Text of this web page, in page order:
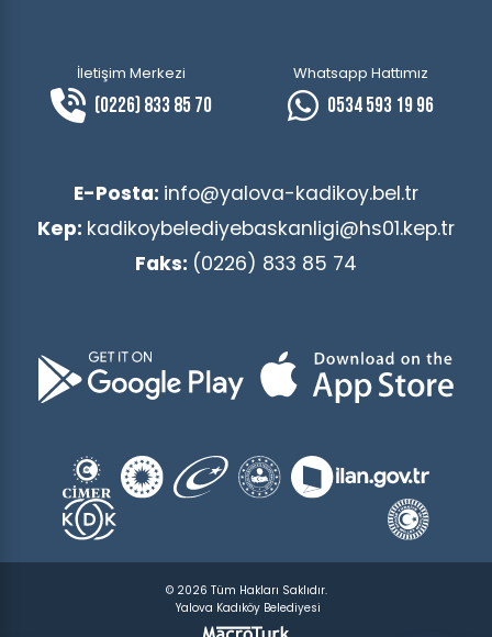
İletişim Merkezi
(0226) 833 85 70
Whatsapp Hattımız
0534 593 19 96
E-Posta: info@yalova-kadikoy.bel.tr
Kep: kadikoybelediyebaskanligi@hs01.kep.tr
Faks: (0226) 833 85 74
© 2026 Tüm Hakları Saklıdır.
Yalova Kadıköy Belediyesi